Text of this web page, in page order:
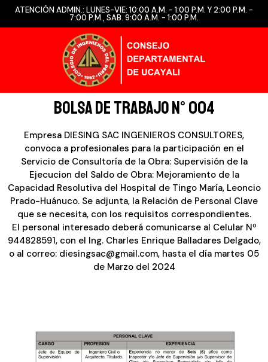
ATENCIÓN ADMIN.: LUNES-VIE: 10:00 A.M. - 1:00 P.M. Y 2:00 P.M. -
7:00 P.M., SAB. 9:00 A.M. - 1:00 P.M.
BOLSA DE TRABAJO N° 004
Empresa DIESING SAC INGENIEROS CONSULTORES,
convoca a profesionales para la participación en el
Servicio de Consultoría de la Obra: Supervisión de la
Ejecucion del Saldo de Obra: Mejoramiento de la
Capacidad Resolutiva del Hospital de Tingo María, Leoncio
Prado-Huánuco. Se adjunta, la Relación de Personal Clave
que se necesita, con los requisitos correspondientes.
El personal interesado deberá comunicarse al Celular Nº
944828591, con el Ing. Charles Enrique Balladares Delgado,
o al correo: diesingsac@gmail.com, hasta el día martes 05
de Marzo del 2024